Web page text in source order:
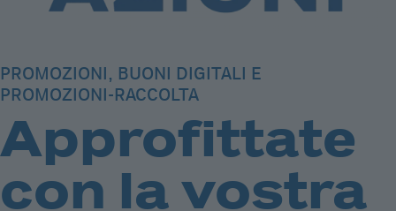
PROMOZIONI, BUONI DIGITALI E
PROMOZIONI-RACCOLTA
Approfittate
con la vostra